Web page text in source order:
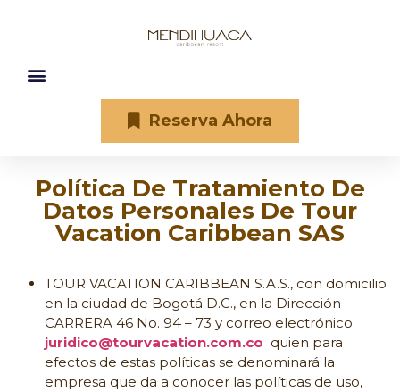
Reserva Ahora
Política De Tratamiento De
Datos Personales De Tour
Vacation Caribbean SAS
TOUR VACATION CARIBBEAN S.A.S., con domicilio
en la ciudad de Bogotá D.C., en la Dirección
CARRERA 46 No. 94 – 73 y correo electrónico
juridico@tourvacation.com.co quien para
efectos de estas políticas se denominará la
empresa que da a conocer las políticas de uso,